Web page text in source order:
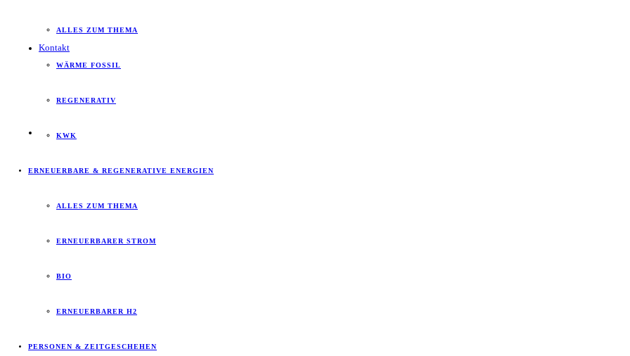
Kontakt
ALLES ZUM THEMA
WÄRME FOSSIL
REGENERATIV
KWK
ERNEUERBARE & REGENERATIVE ENERGIEN
ALLES ZUM THEMA
ERNEUERBARER STROM
BIO
ERNEUERBARER H2
PERSONEN & ZEITGESCHEHEN